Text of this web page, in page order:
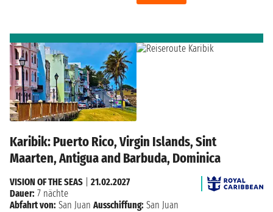
Karibik: Puerto Rico, Virgin Islands, Sint
Maarten, Antigua and Barbuda, Dominica
VISION OF THE SEAS
21.02.2027
Dauer: 7 nächte
Abfahrt von: San Juan Ausschiffung: San Juan